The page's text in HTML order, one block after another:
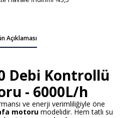
Açıklaması
Debi Kontrollü
- 6000L/h
ve enerji verimliliğiyle öne
motoru modelidir. Hem tatlı su